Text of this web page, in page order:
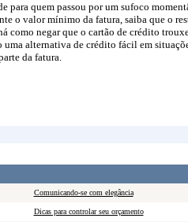
quem passou por um sufoco
o valor mínimo da fatura, saiba que o
como negar que o cartão de crédito
alternativa de crédito fácil em
da fatura.
Comunicando-se com elegância
Dicas para controlar seu orçamento